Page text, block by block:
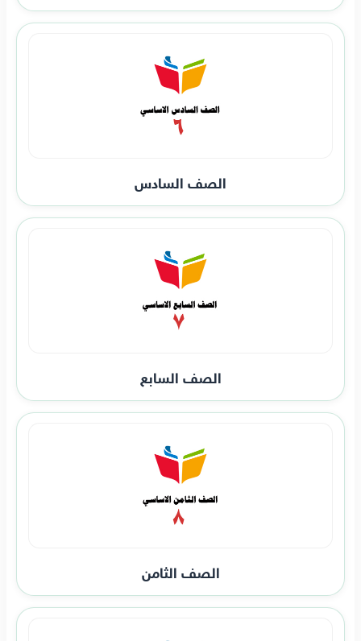
الصف السادس
الصف السابع
الصف الثامن